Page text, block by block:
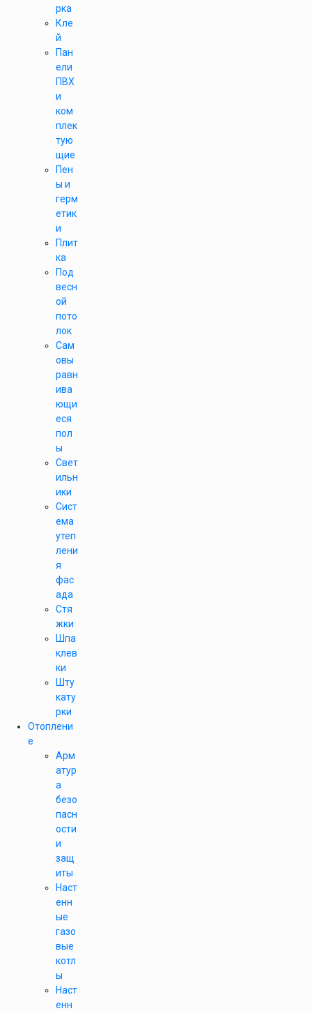
рка
Кле
й
Пан
ели
ПВХ
и
ком
плек
тую
щие
Пен
ы и
герм
етик
и
Плит
ка
Под
весн
ой
пото
лок
Сам
овы
равн
ива
ющи
еся
пол
ы
Свет
ильн
ики
Сист
ема
утеп
лени
я
фас
ада
Стя
жки
Шпа
клев
ки
Шту
кату
рки
Отоплени
е
Арм
атур
а
безо
пасн
ости
и
защ
иты
Наст
енн
ые
газо
вые
котл
ы
Наст
енн